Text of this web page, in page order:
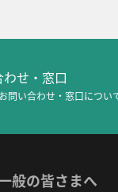
せ・窓口
問い合わせ・窓口につい
般の皆さまへ